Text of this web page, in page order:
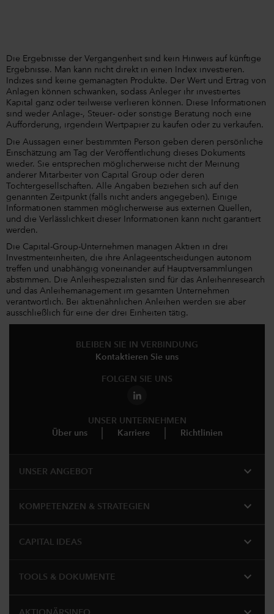
Die Ergebnisse der Vergangenheit sind kein Hinweis auf künftige
Ergebnisse. Man kann nicht direkt in einen Index investieren.
Indizes sind keine gemanagten Produkte. Der Wert und Ertrag von
Anlagen können schwanken, sodass Anleger ihr investiertes
Kapital ganz oder teilweise verlieren können. Diese Informationen
sind weder Anlage-, Steuer- oder sonstige Beratung noch eine
Aufforderung, irgendein Wertpapier zu kaufen oder zu verkaufen.
Die Aussagen einer bestimmten Person geben deren persönliche
Einschätzung am Tag der Veröffentlichung dieses Dokuments
wieder. Sie entsprechen möglicherweise nicht der Meinung
anderer Mitarbeiter von Capital Group oder deren
Tochtergesellschaften. Alle Angaben beziehen sich auf den
genannten Zeitpunkt (falls nicht anders angegeben). Einige
Informationen stammen möglicherweise aus externen Quellen,
und die Verlässlichkeit dieser Informationen kann nicht garantiert
werden.
Die Capital-Group-Unternehmen managen Aktien in drei
Investmenteinheiten, die ihre Anlageentscheidungen autonom
treffen und unabhängig voneinander auf Hauptversammlungen
abstimmen. Die Anleihespezialisten sind für das Anleihenresearch
und das Anleihemanagement im gesamten Unternehmen
verantwortlich. Bei aktienähnlichen Anleihen werden sie aber
ausschließlich für eine der drei Einheiten tätig.
BLEIBEN SIE IN VERBINDUNG
Kontaktieren Sie uns
FOLGEN SIE UNS
UNSER UNTERNEHMEN
Über uns
Karriere Richtlinien
UNSER ANGEBOT expand_more
KOMPETENZEN & STRATEGIEN expand_more
CAPITAL IDEAS expand_more
TOOLS & DOKUMENTE expand_more